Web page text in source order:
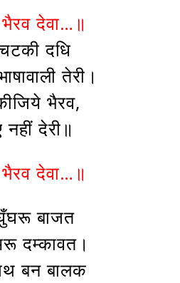
देवा…॥
दधि
तेरी।
भैरव,
नहीं देरी॥
देवा…॥
बाजत
दम्कावत।
बन बालक